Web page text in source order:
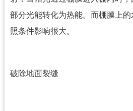
部分光能转化为热能。而棚膜上
照条件影响很大。
破除地面裂缝